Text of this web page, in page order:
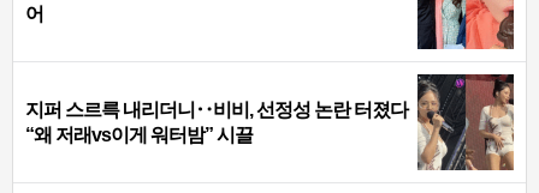
어
지퍼 스르륵 내리더니‥비비, 선정성 논란 터졌다
“왜 저래vs이게 워터밤” 시끌